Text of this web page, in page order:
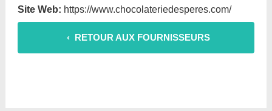
Site Web: https://www.chocolateriedesperes.com/
‹ RETOUR AUX FOURNISSEURS